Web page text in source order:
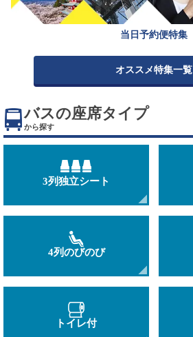
当日予約便特集
オススメ特集一覧
バスの座席タイプ
から探す
3列独立シート
4列のびのび
トイレ付